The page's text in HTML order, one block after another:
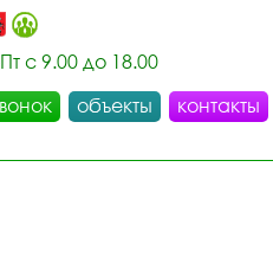
с 9.00 до 18.00
объекты контакты